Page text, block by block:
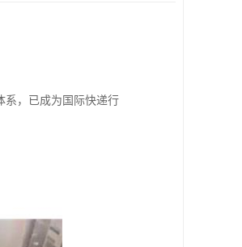
系，已成为国际快递行